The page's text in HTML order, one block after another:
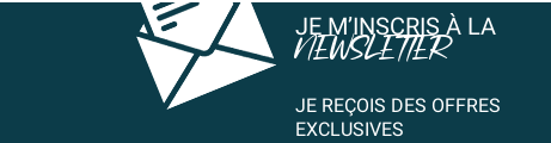
JE M’INSCRIS À LA
NEWSLETTER
JE REÇOIS DES OFFRES
EXCLUSIVES